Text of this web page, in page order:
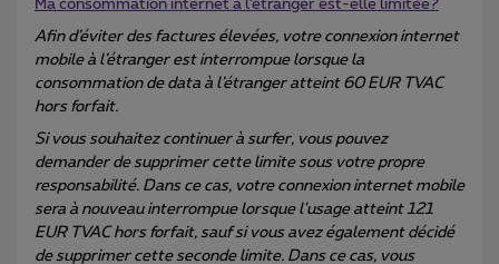
Ma consommation internet à l’étranger est-elle limitée?
Afin d’éviter des factures élevées, votre connexion internet
mobile à l’étranger est interrompue lorsque la
consommation de data à l’étranger atteint 60 EUR TVAC
hors forfait.
Si vous souhaitez continuer à surfer, vous pouvez
demander de supprimer cette limite sous votre propre
responsabilité. Dans ce cas, votre connexion internet mobile
sera à nouveau interrompue lorsque l'usage atteint 121
EUR TVAC hors forfait, sauf si vous avez également décidé
de supprimer cette seconde limite. Dans ce cas, vous